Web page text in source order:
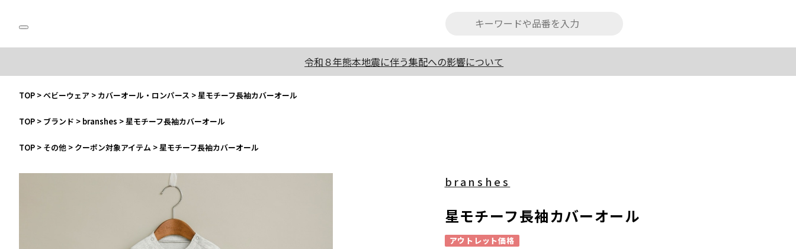
令和８年熊本地震に伴う集配への影響について
TOP >ベビーウェア > カバーオール・ロンパース >星モチーフ長袖カバーオール
TOP > ブランド > branshes >星モチーフ長袖カバーオール
TOP > その他 > クーポン対象アイテム >星モチーフ長袖カバーオール
branshes
星モチーフ長袖カバーオール
アウトレット価格